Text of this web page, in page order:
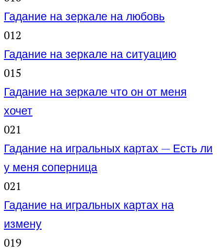
Гадание на зеркале на любовь
012
Гадание на зеркале на ситуацию
015
Гадание на зеркале что он от меня
хочет
021
Гадание на игральных картах — Есть ли
у меня соперница
021
Гадание на игральных картах на
измену
019